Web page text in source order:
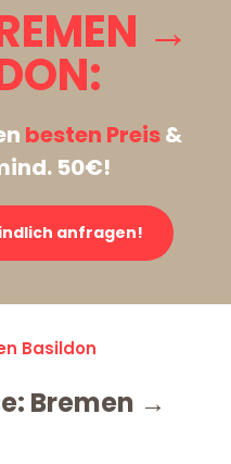
→
besten Preis&
50€!
anfragen!
Basildon
Bremen →